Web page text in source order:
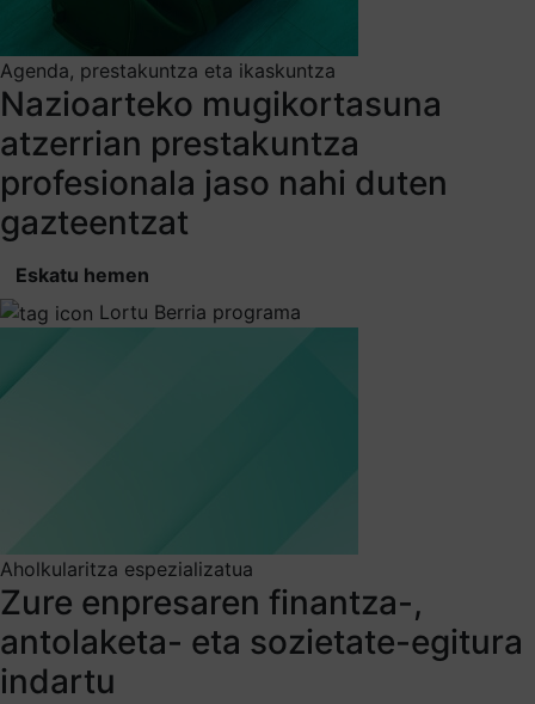
Agenda, prestakuntza eta ikaskuntza
Nazioarteko mugikortasuna
atzerrian prestakuntza
profesionala jaso nahi duten
gazteentzat
Eskatu hemen
Lortu Berria programa
Aholkularitza espezializatua
Zure enpresaren finantza-,
antolaketa- eta sozietate-egitura
indartu